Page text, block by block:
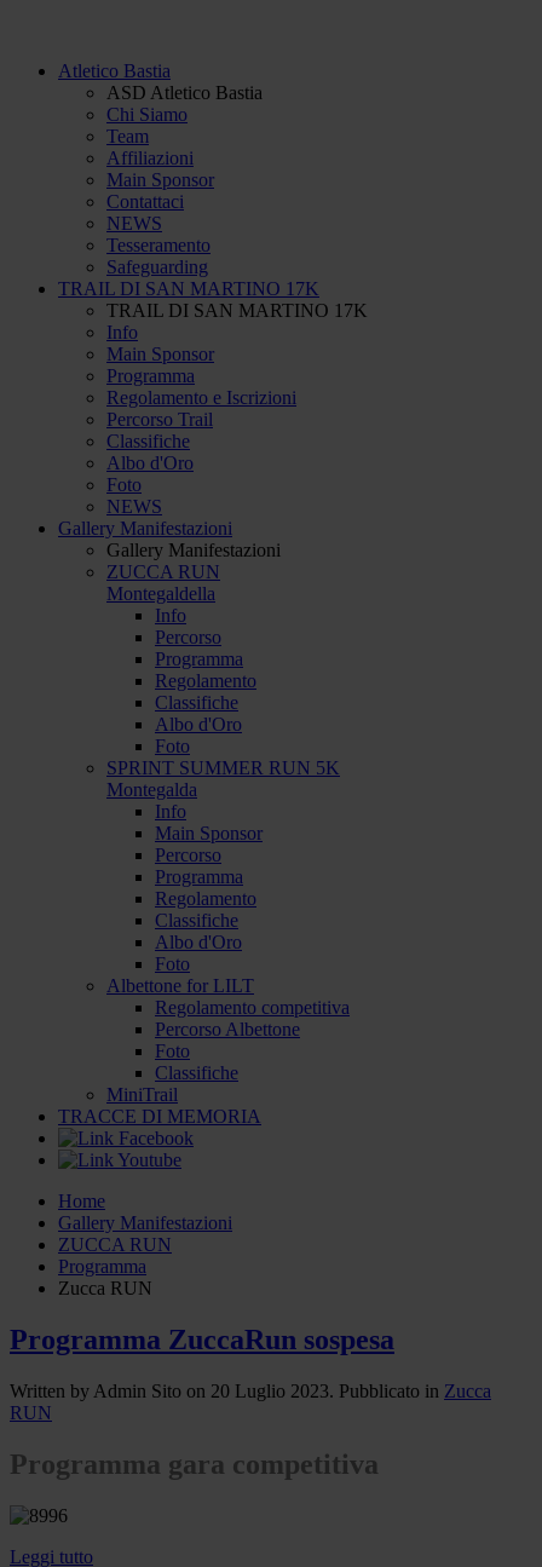
Atletico Bastia
ASD Atletico Bastia
Chi Siamo
Team
Affiliazioni
Main Sponsor
Contattaci
NEWS
Tesseramento
Safeguarding
TRAIL DI SAN MARTINO 17K
TRAIL DI SAN MARTINO 17K
Info
Main Sponsor
Programma
Regolamento e Iscrizioni
Percorso Trail
Classifiche
Albo d'Oro
Foto
NEWS
Gallery Manifestazioni
Gallery Manifestazioni
ZUCCA RUN
Montegaldella
Info
Percorso
Programma
Regolamento
Classifiche
Albo d'Oro
Foto
SPRINT SUMMER RUN 5K
Montegalda
Info
Main Sponsor
Percorso
Programma
Regolamento
Classifiche
Albo d'Oro
Foto
Albettone for LILT
Regolamento competitiva
Percorso Albettone
Foto
Classifiche
MiniTrail
TRACCE DI MEMORIA
Home
Gallery Manifestazioni
ZUCCA RUN
Programma
Zucca RUN
Programma ZuccaRun sospesa
Written by Admin Sito on 20 Luglio 2023. Pubblicato in Zucca
RUN
Programma gara competitiva
Leggi tutto